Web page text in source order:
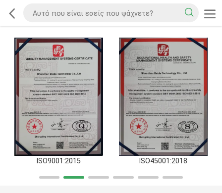
ISO9001:2015 ISO45001:2018